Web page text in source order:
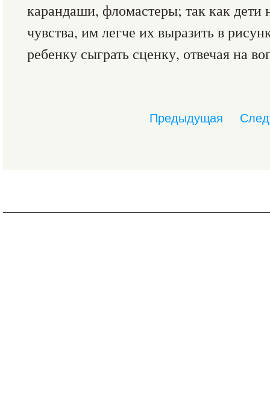
карандаши, фломастеры; так как дети
чувства, им легче их выразить в
ребенку сыграть сценку, отвечая на
Предыдущая